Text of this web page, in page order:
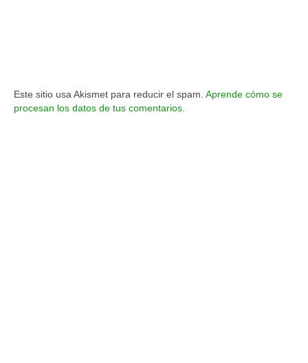
Este sitio usa Akismet para reducir el spam. Aprende cómo se
procesan los datos de tus comentarios.